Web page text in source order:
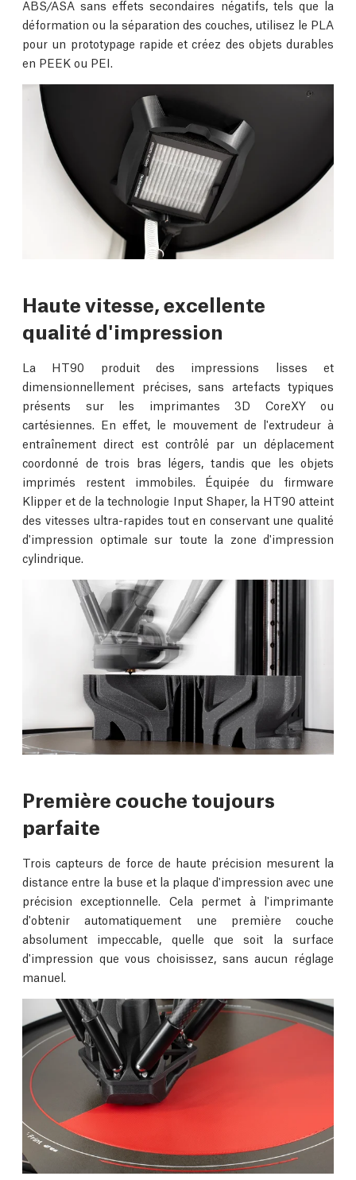
ABS/ASA sans effets secondaires négatifs, tels que la
déformation ou la séparation des couches, utilisez le PLA
pour un prototypage rapide et créez des objets durables
en PEEK ou PEI.
Haute vitesse, excellente
qualité d'impression
La HT90 produit des impressions lisses et
dimensionnellement précises, sans artefacts typiques
présents sur les imprimantes 3D CoreXY ou
cartésiennes. En effet, le mouvement de l'extrudeur à
entraînement direct est contrôlé par un déplacement
coordonné de trois bras légers, tandis que les objets
imprimés restent immobiles. Équipée du firmware
Klipper et de la technologie Input Shaper, la HT90 atteint
des vitesses ultra-rapides tout en conservant une qualité
d'impression optimale sur toute la zone d'impression
cylindrique.
Première couche toujours
parfaite
Trois capteurs de force de haute précision mesurent la
distance entre la buse et la plaque d'impression avec une
précision exceptionnelle. Cela permet à l'imprimante
d'obtenir automatiquement une première couche
absolument impeccable, quelle que soit la surface
d'impression que vous choisissez, sans aucun réglage
manuel.